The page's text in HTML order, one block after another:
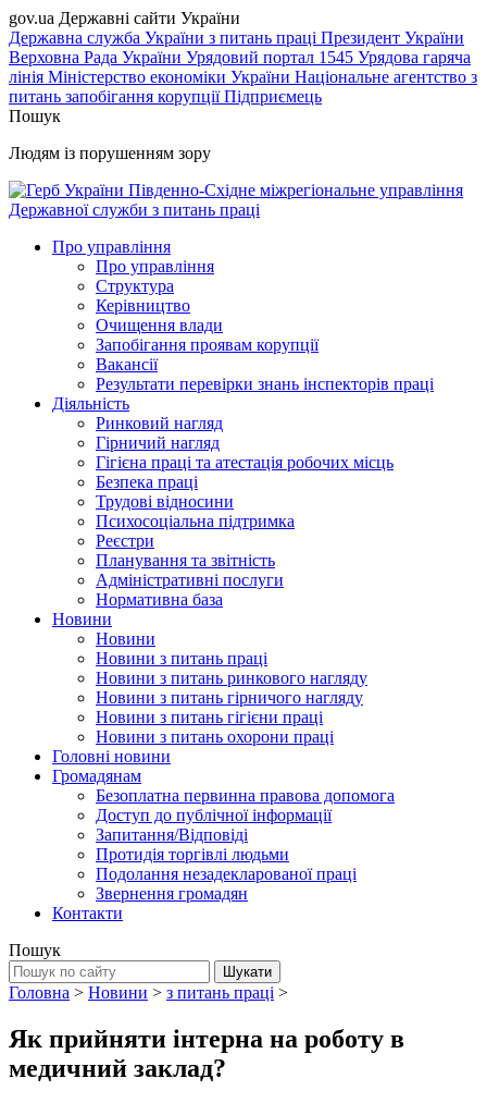
gov.ua Державні сайти України
Державна служба України з питань праці Президент України
Верховна Рада України Урядовий портал 1545 Урядова гаряча
лінія Міністерство економіки України Національне агентство з
питань запобігання корупціїПідприємець
Пошук
Людям із порушенням зору
Південно-Східне міжрегіональне управління
Державної служби з питань праці
Про управління
Про управління
Структура
Керівництво
Очищення влади
Запобігання проявам корупції
Вакансії
Результати перевірки знань інспекторів праці
Діяльність
Ринковий нагляд
Гірничий нагляд
Гігієна праці та атестація робочих місць
Безпека праці
Трудові відносини
Психосоціальна підтримка
Реєстри
Планування та звітність
Адміністративні послуги
Нормативна база
Новини
Новини
Новини з питань праці
Новини з питань ринкового нагляду
Новини з питань гірничого нагляду
Новини з питань гігієни праці
Новини з питань охорони праці
Головні новини
Громадянам
Безоплатна первинна правова допомога
Доступ до публічної інформації
Запитання/Відповіді
Протидія торгівлі людьми
Подолання незадекларованої праці
Звернення громадян
Контакти
Пошук
Головна > Новини > з питань праці >
Як прийняти інтерна на роботу в
медичний заклад?